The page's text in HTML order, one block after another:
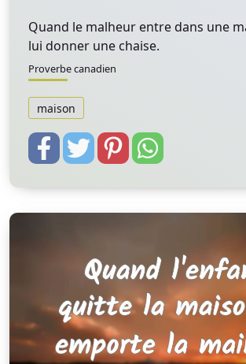
Quand le malheur entre dans une
lui donner une chaise.
Proverbe canadien
maison